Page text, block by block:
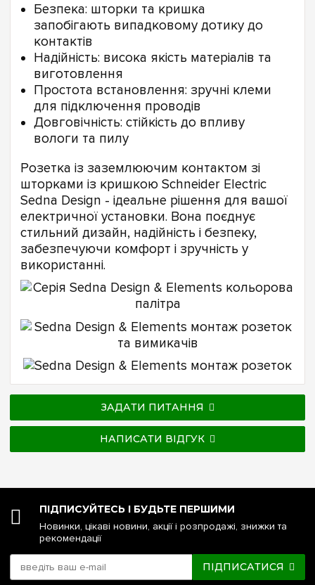
Безпека: шторки та кришка
запобігають випадковому дотику до
контактів
Надійність: висока якість матеріалів та
виготовлення
Простота встановлення: зручні клеми
для підключення проводів
Довговічність: стійкість до впливу
вологи та пилу
Розетка із заземлюючим контактом зі
шторками із кришкою Schneider Electric
Sedna Design - ідеальне рішення для вашої
електричної установки. Вона поєднує
стильний дизайн, надійність і безпеку,
забезпечуючи комфорт і зручність у
використанні.
ЗАДАТИ ПИТАННЯ
НАПИСАТИ ВІДГУК
ПІДПИСУЙТЕСЬ І БУДЬТЕ ПЕРШИМИ
Новинки, цікаві новини, акції і розпродажі, знижки та
рекомендації
ПІДПИСАТИСЯ